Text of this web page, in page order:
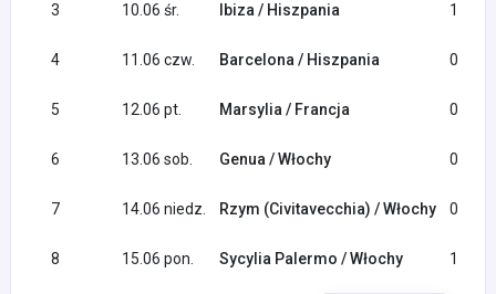
3 10.06 śr. Ibiza / Hiszpania 11:30
4 11.06 czw. Barcelona / Hiszpania 09:00
5 12.06 pt. Marsylia / Francja 09:00
6 13.06 sob. Genua / Włochy 09:00
7 14.06 niedz. Rzym (Civitavecchia) / Włochy 08:00
8 15.06 pon. Sycylia Palermo / Włochy 11:00